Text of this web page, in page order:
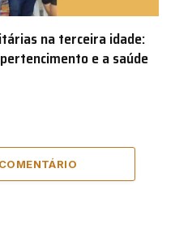
na terceira idade:
e a saúde